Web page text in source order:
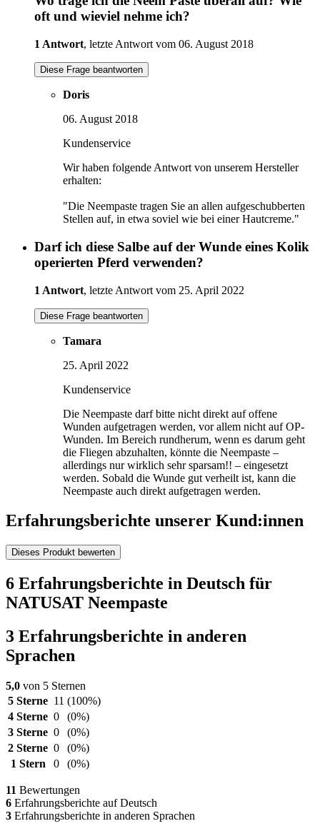
oft und wieviel nehme ich?
1 Antwort, letzte Antwort vom 06. August 2018
Diese Frage beantworten
Doris
06. August 2018
Kundenservice
Wir haben folgende Antwort von unserem Hersteller
erhalten:
"Die Neempaste tragen Sie an allen aufgeschubberten
Stellen auf, in etwa soviel wie bei einer Hautcreme."
Darf ich diese Salbe auf der Wunde eines Kolik
operierten Pferd verwenden?
1 Antwort, letzte Antwort vom 25. April 2022
Diese Frage beantworten
Tamara
25. April 2022
Kundenservice
Die Neempaste darf bitte nicht direkt auf offene
Wunden aufgetragen werden, vor allem nicht auf OP-
Wunden. Im Bereich rundherum, wenn es darum geht
die Fliegen abzuhalten, könnte die Neempaste –
allerdings nur wirklich sehr sparsam!! – eingesetzt
werden. Sobald die Wunde gut verheilt ist, kann die
Neempaste auch direkt aufgetragen werden.
Erfahrungsberichte unserer Kund:innen
Dieses Produkt bewerten
6 Erfahrungsberichte in Deutsch für
NATUSAT Neempaste
3 Erfahrungsberichte in anderen
Sprachen
5,0 von 5 Sternen
5 Sterne 11 (100%)
4 Sterne 0
(0%)
3 Sterne 0
(0%)
2 Sterne 0
(0%)
1 Stern
0 (0%)
11 Bewertungen
6 Erfahrungsberichte auf Deutsch
3 Erfahrungsberichte in anderen Sprachen